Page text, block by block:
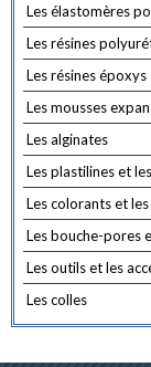
Les élastomères
Les résines
Les résines époxys
Les mousses
Les alginates
Les plastilines et
Les colorants et
Les bouche-pores
Les outils et les
Les colles